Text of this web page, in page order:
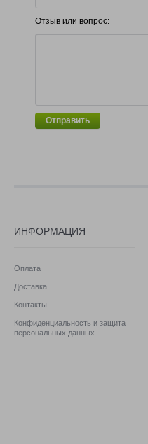
Отзыв или вопрос:
Отправить
ИНФОРМАЦИЯ
Оплата
Доставка
Контакты
Конфиденциальность и защита
персональных данных